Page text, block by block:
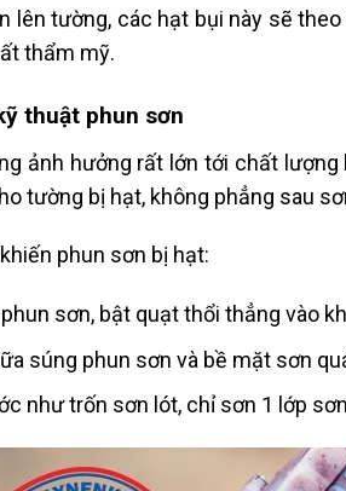
lên tường, các hạt bụi này sẽ
thẩm mỹ.
thuật phun sơn
ảnh hưởng rất lớn tới chất
tường bị hạt, không phẳng sau
phun sơn bị hạt:
sơn, bật quạt thổi thẳng vào
súng phun sơn và bề mặt sơn
như trốn sơn lót, chỉ sơn 1 lớp